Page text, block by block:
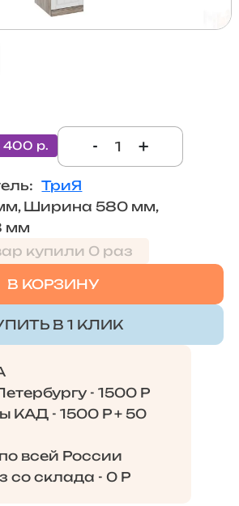
400 р. - +
ТриЯ
Ширина 580 мм,
мм
купили 0 раз
В КОРЗИНУ
В 1 КЛИК
- 1500 Р
КАД - 1500 Р + 50
всей России
со склада - 0 Р